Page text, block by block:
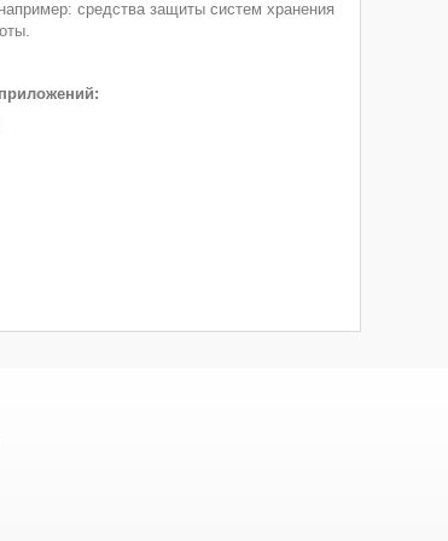
средства защиты систем хранения